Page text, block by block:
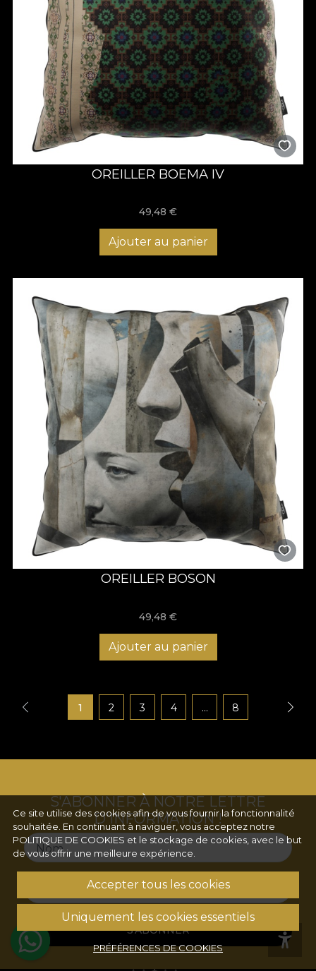
OREILLER BOEMA IV
49,48 €
Ajouter au panier
OREILLER BOSON
49,48 €
Ajouter au panier
1 2 3 4 ... 8
Ce site utilise des cookies afin de vous fournir la fonctionnalité
souhaitée. En continuant à naviguer, vous acceptez notre
POLITIQUE DE COOKIES et le stockage de cookies, avec le but
de vous offrir une meilleure expérience.
Accepter tous les cookies
Uniquement les cookies essentiels
PRÉFÉRENCES DE COOKIES
S'ABONNER À NOTRE LETTRE
D'INFORMATION !
Nom
S'ABONNER